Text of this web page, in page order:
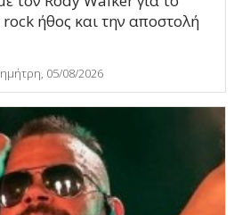
ήθος και την αποστολή
05/08/2026